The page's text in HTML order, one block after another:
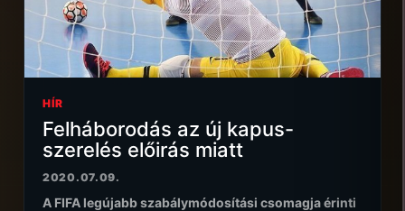
HÍR
Felháborodás az új kapus-
szerelés előirás miatt
2020.07.09.
A FIFA legújabb szabálymódosítási csomagja érinti